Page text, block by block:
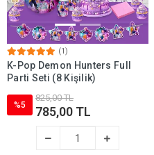
(1)
K-Pop Demon Hunters Full
Parti Seti (8 Kişilik)
%5
825,00 TL
785,00 TL